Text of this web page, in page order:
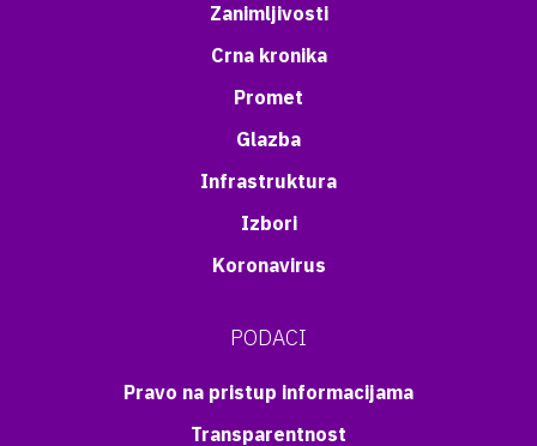
Zanimljivosti
Crna kronika
Promet
Glazba
Infrastruktura
Izbori
Koronavirus
PODACI
Pravo na pristup informacijama
Transparentnost